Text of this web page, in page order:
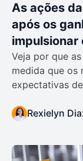
As ações
após os
impulsionar
Veja por que
medida que os
expectativas
Rexielyn